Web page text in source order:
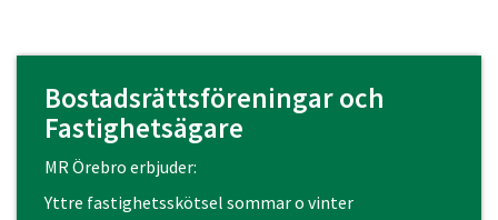
Bostadsrättsföreningar och
Fastighetsägare
MR Örebro erbjuder:
Yttre fastighetsskötsel sommar o vinter